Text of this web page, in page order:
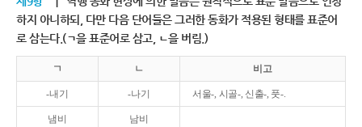
하지 아니하되, 다만 다음 단어들은 그러한 동화가 적용된 형태를 표준어
로 삼는다.(ㄱ을 표준어로 삼고, ㄴ을 버림.)
ㄱ ㄴ 비고
-내기 -나기 서울-, 시골-, 신출-, 풋-.
냄비 남비